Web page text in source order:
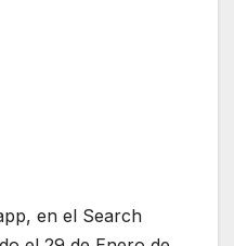
en el Search